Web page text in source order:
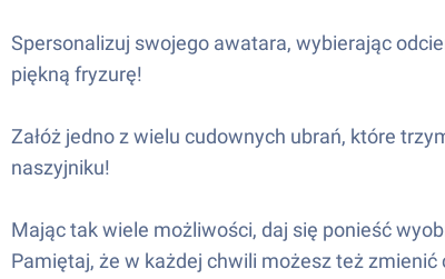
Spersonalizuj swojego awatara, wybierając
piękną fryzurę!
Załóż jedno z wielu cudownych ubrań, które
naszyjniku!
Mając tak wiele możliwości, daj się ponieść
Pamiętaj, że w każdej chwili możesz też